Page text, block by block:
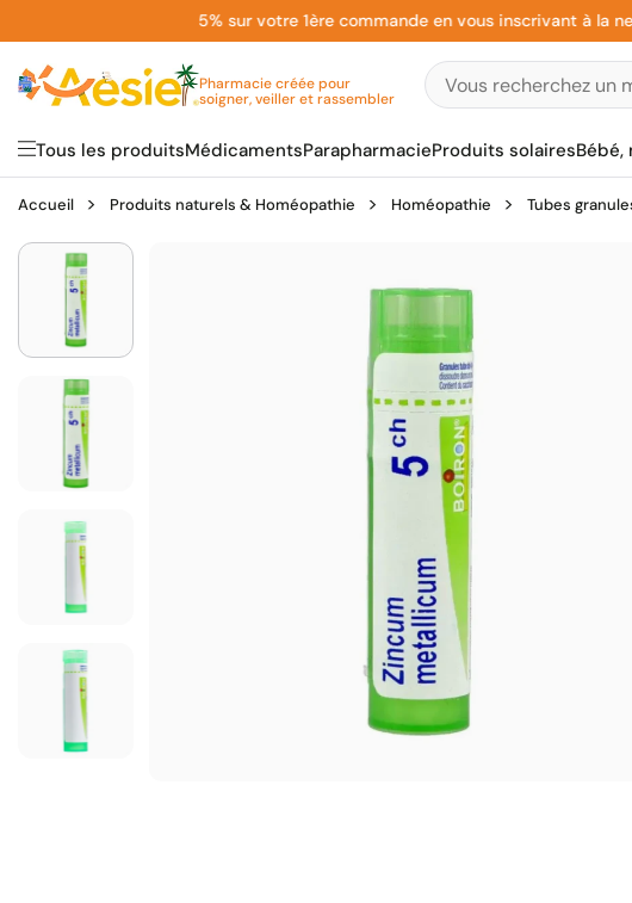
au
contenu
5% sur votre 1ère commande en vous inscrivant à la
Pharmacie créée pour
soigner, veiller et rassembler
Tous les produitsMédicamentsParapharmacieProduits solairesBébé,
Accueil Produits naturels & Homéopathie Homéopathie Tubes